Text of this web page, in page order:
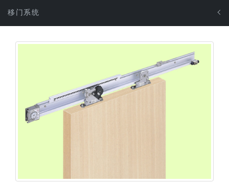
移门系统